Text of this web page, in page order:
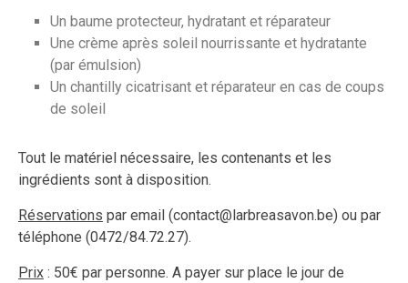
Un baume protecteur, hydratant et réparateur
Une crème après soleil nourrissante et hydratante
(par émulsion)
Un chantilly cicatrisant et réparateur en cas de coups
de soleil
Tout le matériel nécessaire, les contenants et les
ingrédients sont à disposition.
Réservations par email (contact@larbreasavon.be) ou par
téléphone (0472/84.72.27).
Prix : 50€ par personne. A payer sur place le jour de